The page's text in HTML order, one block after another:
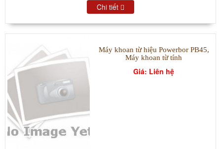
Chi tiết
Máy khoan từ hiệu Powerbor PB45,
Máy khoan từ tính
Giá: Liên hệ